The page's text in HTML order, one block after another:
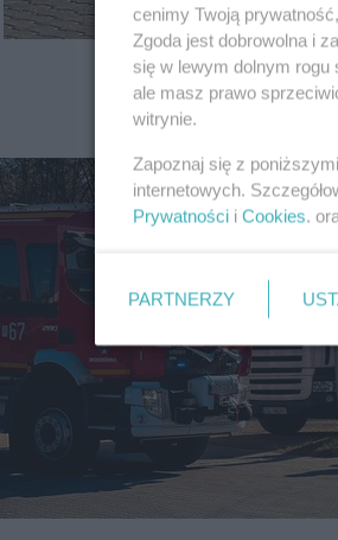
cenimy Twoją
Zgoda jest dobrowolna i
się w lewym dolnym rogu
ale masz prawo
witrynie.
Zapoznaj się z
internetowych.
Prywatności i Cookies.
PARTNERZY